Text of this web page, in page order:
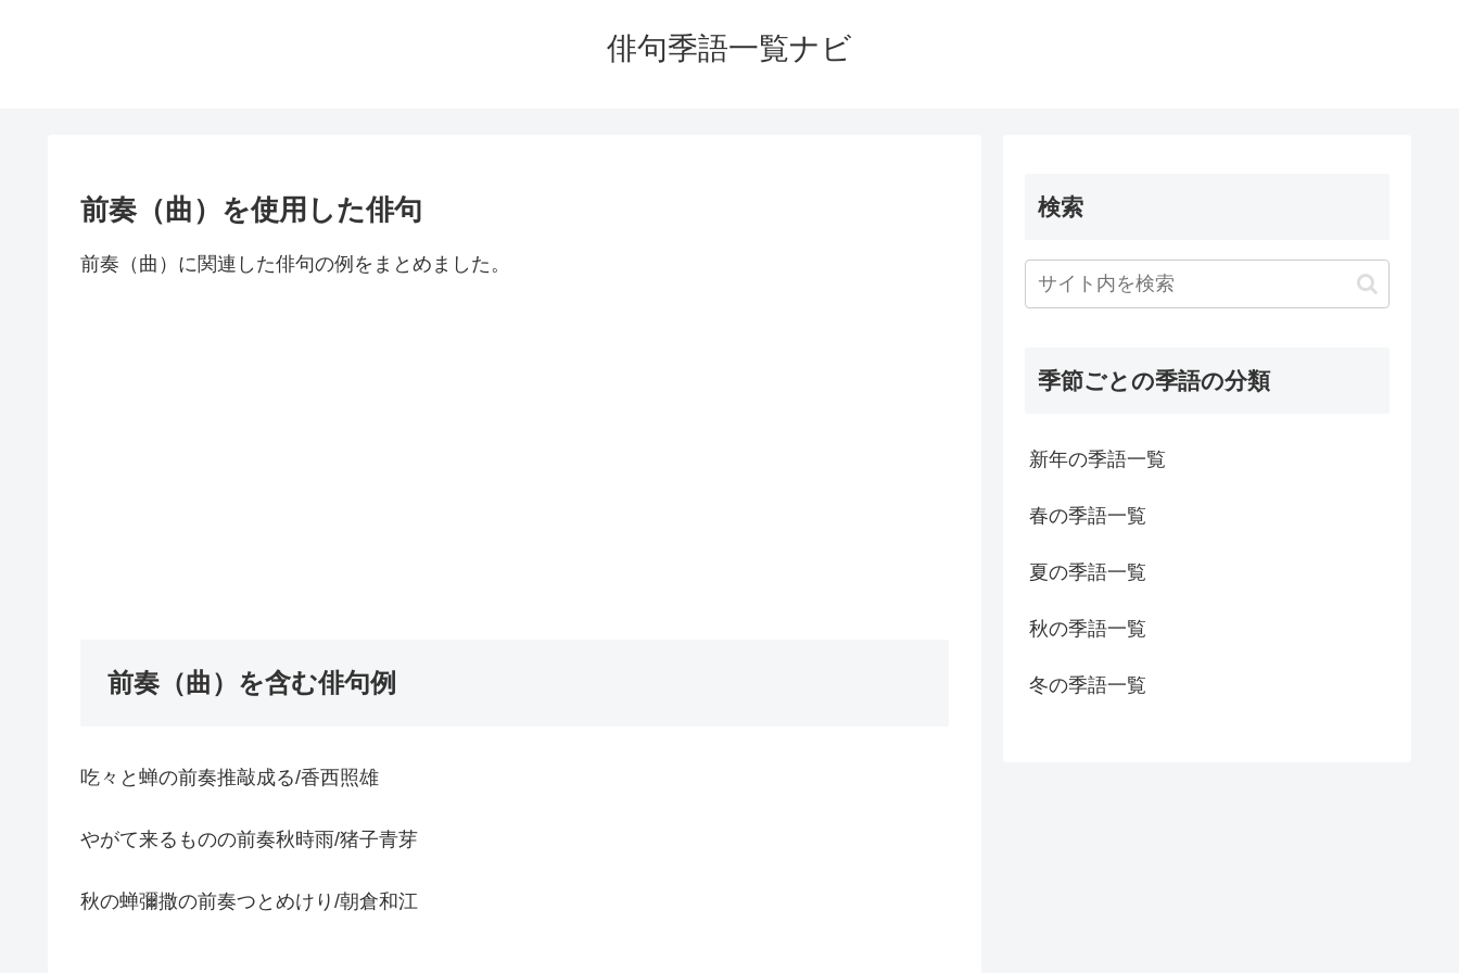
俳句季語一覧ナビ
前奏（曲）を使用した俳句
前奏（曲）に関連した俳句の例をまとめました。
前奏（曲）を含む俳句例
吃々と蝉の前奏推敲成る/香西照雄
やがて来るものの前奏秋時雨/猪子青芽
秋の蝉彌撒の前奏つとめけり/朝倉和江
検索
季節ごとの季語の分類
新年の季語一覧
春の季語一覧
夏の季語一覧
秋の季語一覧
冬の季語一覧